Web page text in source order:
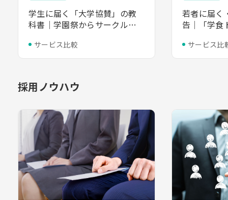
学生に届く「大学協賛」の教
科書｜学園祭からサークル、
速させる戦略的投資
サービス比較
若者に届く
告｜「学食
能大学まで
サービス比
採用ノウハウ